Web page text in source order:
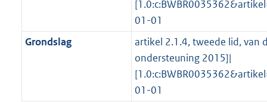
01-01
Grondslag
artikel 2.1.4, tweede lid, van
ondersteuning 2015]|
01-01